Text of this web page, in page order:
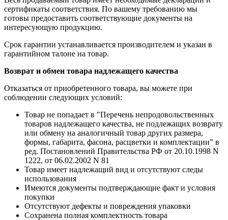
сертификаты соответствия. По вашему требованию мы
готовы предоставить соответствующие документы на
интересующую продукцию.
Срок гарантии устанавливается производителем и указан в
гарантийном талоне на товар.
Возврат и обмен товара надлежащего качества
Отказаться от приобретенного товара, вы можете при
соблюдении следующих условий:
Товар не попадает в "Перечень непродовольственных
товаров надлежащего качества, не подлежащих возврату
или обмену на аналогичный товар других размера,
формы, габарита, фасона, расцветки и комплектации" в
ред. Постановлений Правительства РФ от 20.10.1998 N
1222, от 06.02.2002 N 81
Товар имеет надлежащий вид и отсутствуют следы
использования
Имеются документы подтверждающие факт и условия
покупки
Отсутствуют дефекты и повреждения упаковки
Сохранена полная комплектность товара